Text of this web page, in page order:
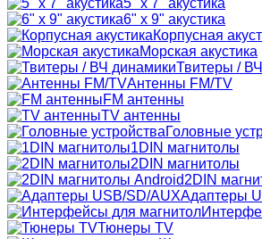
5" x 7" акустика
6" x 9" акустика
Корпусная
Морская акустика
Твитеры /
Антенны FM/TV
FM антенны
TV антенны
Головные
1DIN магнитолы
2DIN магнитолы
2DIN
Адаптеры
Тюнеры TV